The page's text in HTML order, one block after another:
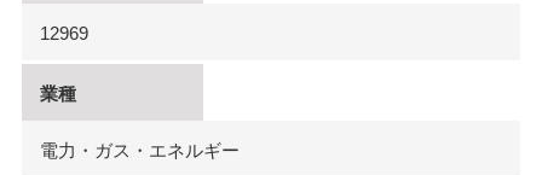
12969
業種
電力・ガス・エネルギー